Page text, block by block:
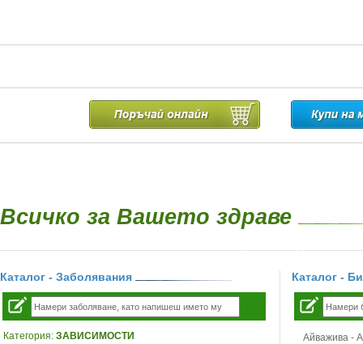
Всичко за Вашето здраве
Каталог - Заболявания
Категория: ЗАВИСИМОСТИ
Каталог -
Айважива -